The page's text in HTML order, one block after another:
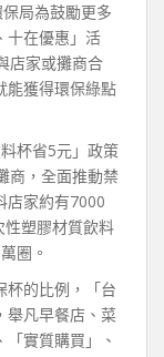
局為鼓勵更多
十在優惠」活
店家或攤商合
能獲得環保綠點
杯省5元」政策
商，全面推動禁
店家約有7000
塑膠材質飲料
圈。
杯的比例，「台
舉凡早餐店、菜
實質購買」、